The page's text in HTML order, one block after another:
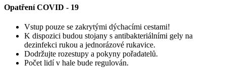
Opatření COVID - 19
Vstup pouze se zakrytými dýchacími cestami!
K dispozici budou stojany s antibakteriálními gely na
dezinfekci rukou a jednorázové rukavice.
Dodržujte rozestupy a pokyny pořadatelů.
Počet lidí v hale bude regulován.